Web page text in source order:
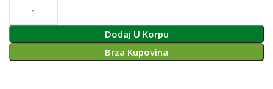
Dodaj U Korpu
Brza Kupovina